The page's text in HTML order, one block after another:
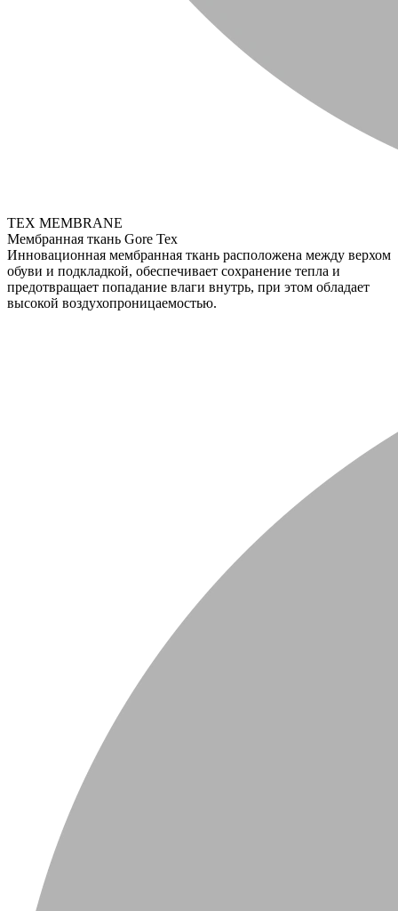
TEX MEMBRANE
Мембранная ткань Gore Tex
Инновационная мембранная ткань расположена между верхом
обуви и подкладкой, обеспечивает сохранение тепла и
предотвращает попадание влаги внутрь, при этом обладает
высокой воздухопроницаемостью.